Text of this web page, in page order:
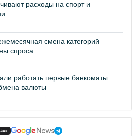
расходы на спорт и
смена категорий
спроса
работать первые банкоматы
валюты